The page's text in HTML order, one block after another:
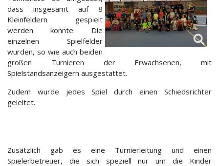
dass insgesamt auf 8
Kleinfeldern gespielt
werden konnte. Die
einzelnen Spielfelder
wurden, so wie auch beiden
großen Turnieren der Erwachsenen, mit
Spielstandsanzeigern ausgestattet.
Zudem wurde jedes Spiel durch einen Schiedsrichter
geleitet.
Zusätzlich gab es eine Turnierleitung und einen
Spielerbetreuer, die sich speziell nur um die Kinder